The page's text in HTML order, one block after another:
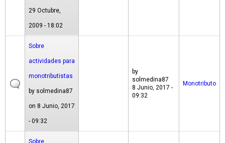
29 Octubre,
2009 - 18:02
Sobre
actividades para
monotributistas
by solmedina87
on 8 Junio, 2017
- 09:32
by
solmedina87
8 Junio, 2017 -
09:32
Monotributo
Sobre